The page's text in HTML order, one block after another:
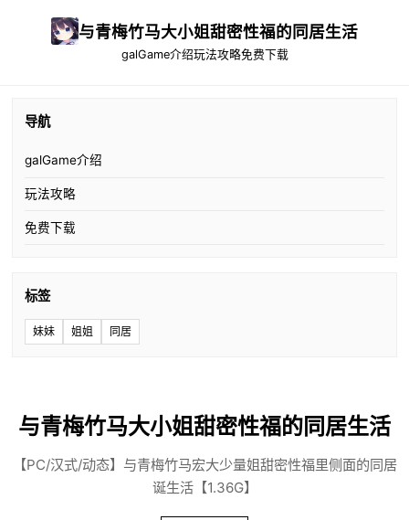
与青梅竹马大小姐甜密性福的同居生活
galGame介绍玩法攻略免费下载
导航
galGame介绍
玩法攻略
免费下载
标签
妹妹 姐姐 同居
与青梅竹马大小姐甜密性福的同居生活
【PC/汉式/动态】与青梅竹马宏大少量姐甜密性福里侧面的同居
诞生活【1.36G】